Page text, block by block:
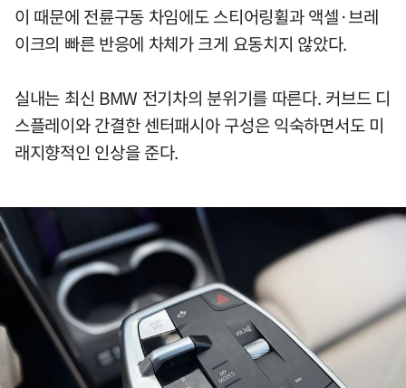
이 때문에 전륜구동 차임에도 스티어링휠과 액셀·브레
이크의 빠른 반응에 차체가 크게 요동치지 않았다.
실내는 최신 BMW 전기차의 분위기를 따른다. 커브드 디
스플레이와 간결한 센터패시아 구성은 익숙하면서도 미
래지향적인 인상을 준다.